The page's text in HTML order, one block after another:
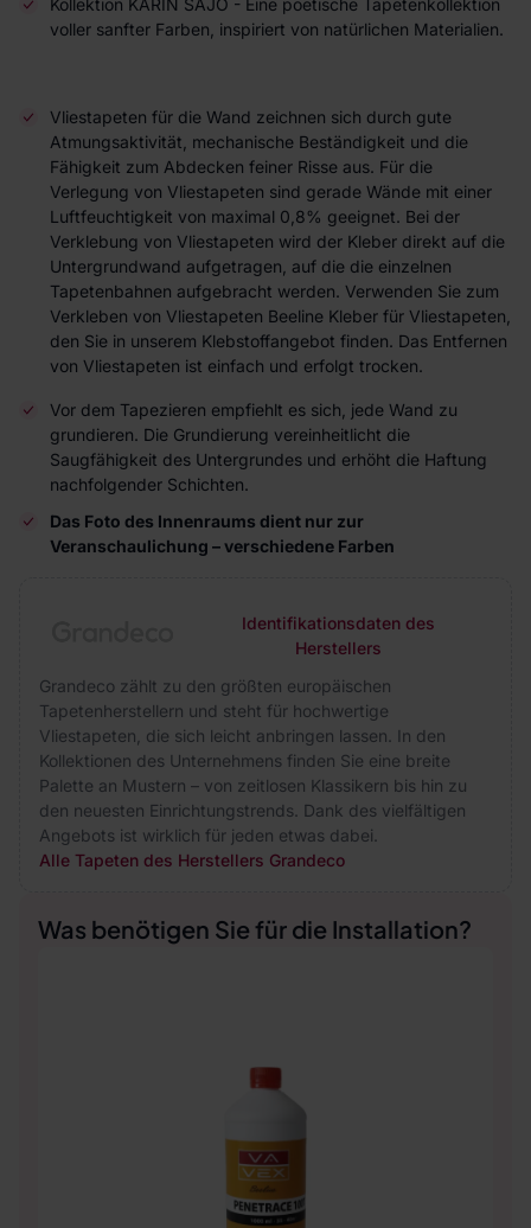
Kollektion KARIN SAJO - Eine poetische Tapetenkollektion
voller sanfter Farben, inspiriert von natürlichen Materialien.
Vliestapeten für die Wand zeichnen sich durch gute
Atmungsaktivität, mechanische Beständigkeit und die
Fähigkeit zum Abdecken feiner Risse aus. Für die
Verlegung von Vliestapeten sind gerade Wände mit einer
Luftfeuchtigkeit von maximal 0,8% geeignet. Bei der
Verklebung von Vliestapeten wird der Kleber direkt auf die
Untergrundwand aufgetragen, auf die die einzelnen
Tapetenbahnen aufgebracht werden. Verwenden Sie zum
Verkleben von Vliestapeten Beeline Kleber für Vliestapeten,
den Sie in unserem Klebstoffangebot finden. Das Entfernen
von Vliestapeten ist einfach und erfolgt trocken.
Vor dem Tapezieren empfiehlt es sich, jede Wand zu
grundieren. Die Grundierung vereinheitlicht die
Saugfähigkeit des Untergrundes und erhöht die Haftung
nachfolgender Schichten.
Das Foto des Innenraums dient nur zur
Veranschaulichung – verschiedene Farben
Identifikationsdaten des
Herstellers
Grandeco zählt zu den größten europäischen
Tapetenherstellern und steht für hochwertige
Vliestapeten, die sich leicht anbringen lassen. In den
Kollektionen des Unternehmens finden Sie eine breite
Palette an Mustern – von zeitlosen Klassikern bis hin zu
den neuesten Einrichtungstrends. Dank des vielfältigen
Angebots ist wirklich für jeden etwas dabei.
Alle Tapeten des Herstellers Grandeco
Was benötigen Sie für die Installation?